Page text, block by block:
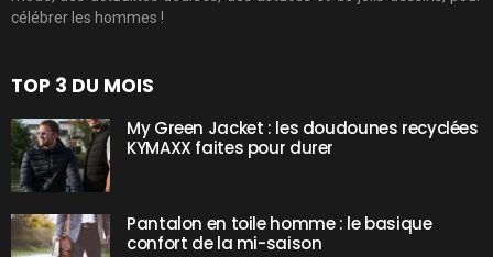
célébrer les hommes !
TOP 3 DU MOIS
My Green Jacket : les doudounes recyclées
KYMAXX faites pour durer
Pantalon en toile homme : le basique
confort de la mi-saison